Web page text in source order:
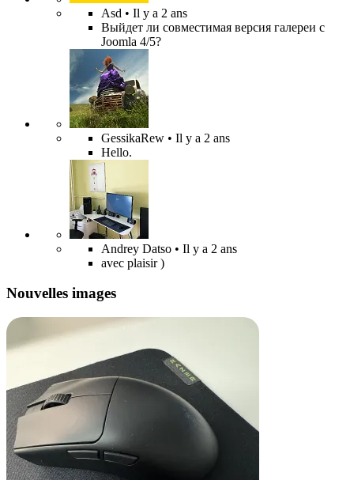
Asd • Il y a 2 ans
Выйдет ли совместимая версия галереи с
Joomla 4/5?
GessikaRew • Il y a 2 ans
Hello.
Andrey Datso • Il y a 2 ans
avec plaisir )
Nouvelles images